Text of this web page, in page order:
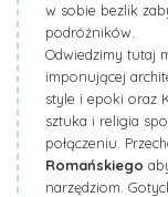
w sobie bezlik
podróżników.
Odwiedzimy tutaj
imponującej
style i epoki oraz
sztuka i religia
połączeniu.
Romańskiego
narzędziom.